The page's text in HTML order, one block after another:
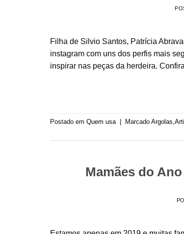
Filha de Silvio Santos, Patrícia
instagram com uns dos perfis mais
inspirar nas peças da herdeira.
Postado em Quem usa | Marcado Argolas
Mamães do